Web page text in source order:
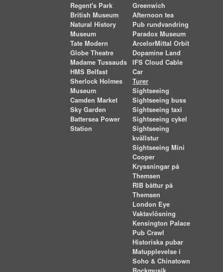
Regent's Park
British Museum
Natural History
Museum
Tate Modern
Globe Theatre
Madame Tussauds
HMS Belfast
Sherlock Holmes
Museum
Camden Market
Sky Garden
Battersea Power
Station
Greenwich
Afternoon tea
Pub rundvandring
Paradox Museum
ArcelorMittal Orbit
Dopamine Land
IFS Cloud Cable
Car
Turer
Sightseeing
Sightseeing buss
Sightseeing taxi
Sightseeing cykel
Sightseeing
kvällstur
Sightseeing Mini
Cooper
Kryssningar på
Themsen
RIB båttur på
Themsen
London Eye
Vaktavlösning
Kensington Palace
Pub Crawl
Historiska pubar
Matupplevelse i
Soho & Chinatown